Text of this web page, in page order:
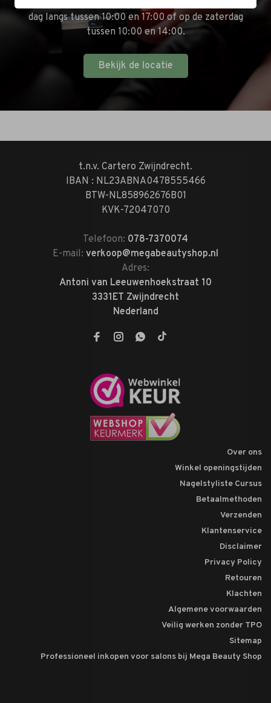
dag langs tussen 10:00 en 17:00 of op de zaterdag
tussen 10:00 en 14:00.
Bekijk de locatie
t.n.v. Cartero Zwijndrecht.
IBAN : NL23ABNA0478555466
BTW-NL858962676B01
KVK-72047070
Telefoon: 078-7370074
E-mail: verkoop@megabeautyshop.nl
Adres:
Antoni van Leeuwenhoekstraat 10
3331ET Zwijndrecht
Nederland
Over ons
Winkel openingstijden
Nagelstyliste Cursus
Betaalmethoden
Verzenden
Klantenservice
Disclaimer
Privacy Policy
Retouren
Klachten
Algemene voorwaarden
Veilig werken zonder TPO
Sitemap
Professioneel inkopen voor salons bij Mega Beauty Shop